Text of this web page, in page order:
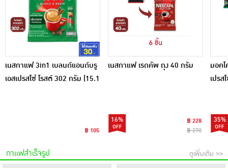
เนสกาแฟ 3in1 เบลนด์แอนด์บรู
เอสเปรสโซ่ โรสต์ 302 กรัม (15.1
฿ 105
เนสกาแฟ เรดคัพ ถุง 40 กรัม
16%
฿ 228
฿ 270
มอค
เปร
35%
กาแฟสำเร็จรูป ดูเพิ่มเติม >>